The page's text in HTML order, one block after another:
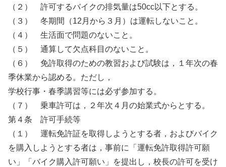
（２） 許可するバイクの排気量は50cc以下とする。
（３） 冬期間（12月から３月）は運転しないこと。
（４） 生活面で問題のないこと。
（５） 通算して欠点科目のないこと。
（６） 免許取得のための教習および試験は，１年次の春
季休業から認める。ただし，
学校行事・春季講習等には必ず参加する。
（７） 乗車許可は，２年次４月の始業式からとする。
第４条 許可手続等
（１） 運転免許証を取得しようとする者，およびバイク
を購入しようとする者は，事前に「運転免許取得許可願
い」「バイク購入許可願い」を提出し，校長の許可を受け